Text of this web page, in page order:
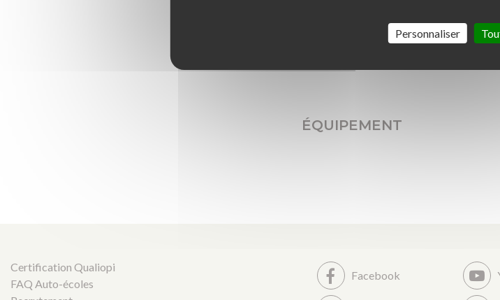
ÉQUIPEMENT
Certification Qualiopi
FAQ Auto-écoles
Facebook
Personnaliser